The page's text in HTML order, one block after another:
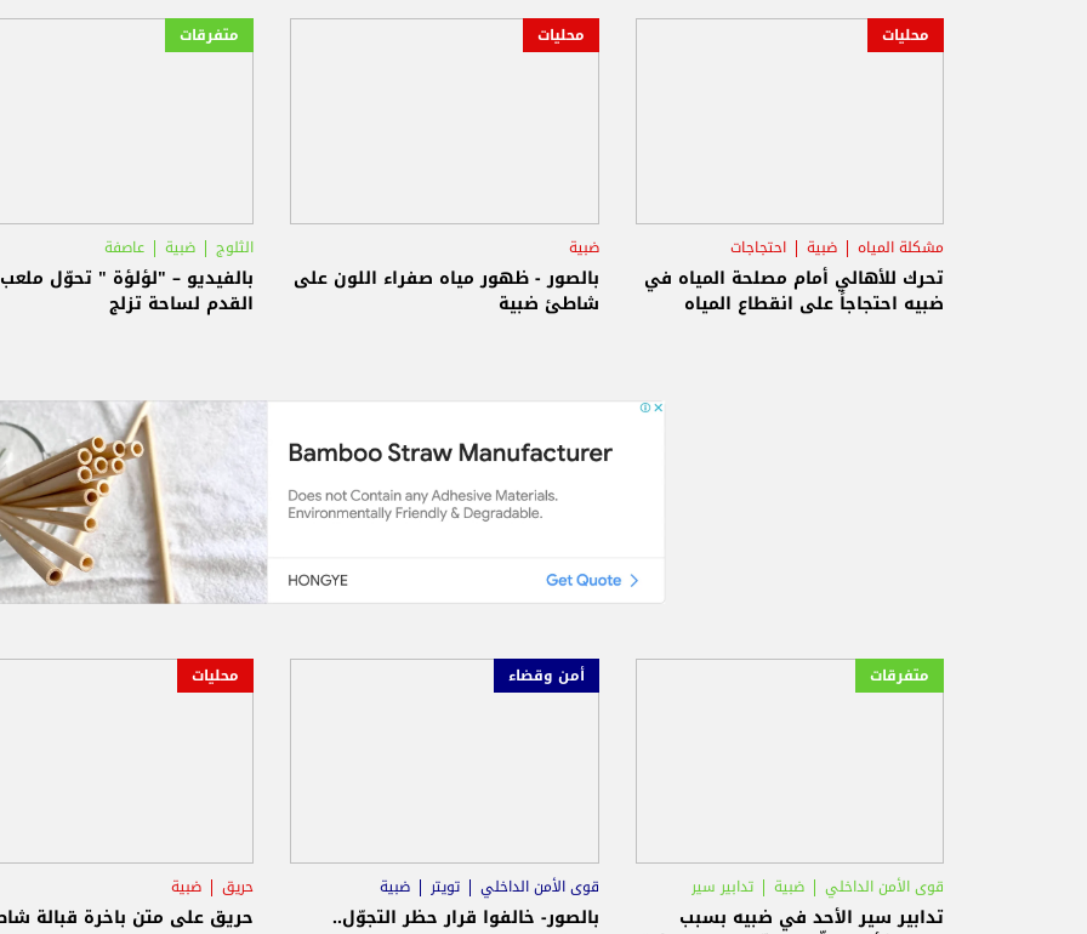
محليات
مشكلة المياه ضبية احتجاجات
تحرك للأهالي أمام مصلحة المياه في
ضبيه احتجاجاً على انقطاع المياه
محليات
ضبية
بالصور - ظهور مياه صفراء اللون على
شاطئ ضبية
متفرقات
الثلوج ضبية عاصفة
بالفيديو – "لؤلؤة " تحوّل
القدم لساحة تزلج
متفرقات
قوى الأمن الداخلي ضبية تدابير سير
تدابير سير الأحد في ضبيه بسبب
أمن وقضاء
قوى الأمن الداخلي تويتر ضبية
بالصور- خالفوا قرار حظر التجوّل..
محليات
حريق ضبية
حريق على متن باخرة قبالة